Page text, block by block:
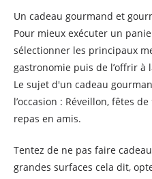
Un cadeau gourmand et
Pour mieux exécuter un
sélectionner les principaux
gastronomie puis de l’offrir à
Le sujet d'un cadeau
l’occasion : Réveillon, fêtes
repas en amis.
Tentez de ne pas faire
grandes surfaces cela dit,